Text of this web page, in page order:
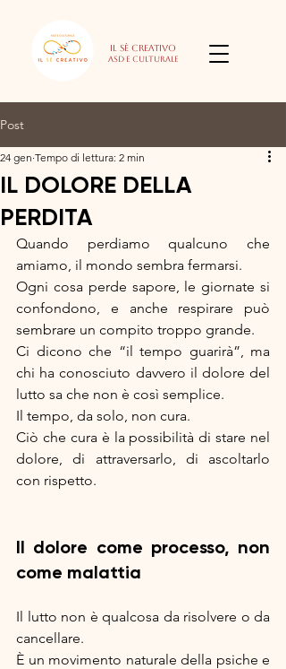
Il Sè Creativo
Asd e culturale
Post
IL DOLORE DELLA
PERDITA
24 gen Tempo di lettura: 2 min
Quando perdiamo qualcuno che
amiamo, il mondo sembra fermarsi.
Ogni cosa perde sapore, le giornate si
confondono, e anche respirare può
sembrare un compito troppo grande.
Ci dicono che “il tempo guarirà”, ma
chi ha conosciuto davvero il dolore del
lutto sa che non è così semplice.
Il tempo, da solo, non cura.
Ciò che cura è la possibilità di stare nel
dolore, di attraversarlo, di ascoltarlo
con rispetto.
Il dolore come processo, non
come malattia
Il lutto non è qualcosa da risolvere o da
cancellare.
È un movimento naturale della psiche e